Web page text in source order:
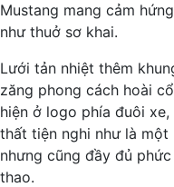
Mustang mang cảm
như thuở sơ khai.
Lưới tản nhiệt thêm
zăng phong cách hoài
hiện ở logo phía đuôi
thất tiện nghi như là một
nhưng cũng đầy đủ
thao.